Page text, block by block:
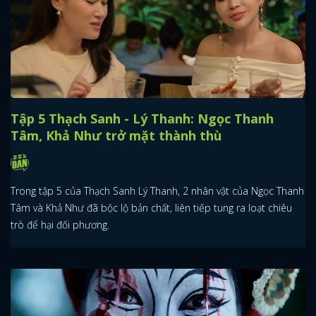
Tập 5 Thạch Sanh - Lý Thanh: Ngọc Thanh
Tâm, Khả Như trở mặt thành thù
Trong tập 5 của Thạch Sanh Lý Thanh, 2 nhân vật của Ngọc Thanh
Tâm và Khả Như đã bộc lộ bản chất, liên tiếp tung ra loạt chiêu
trò để hại đối phương.